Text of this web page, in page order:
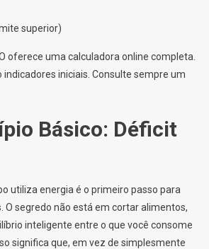
superior)
oferece uma calculadora online completa.
indicadores iniciais. Consulte sempre um
Básico: Déficit
utiliza energia é o primeiro passo para
O segredo não está em cortar alimentos,
inteligente entre o que você consome
significa que, em vez de simplesmente